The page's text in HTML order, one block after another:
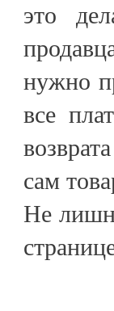
это
нужно
все
сам
Не